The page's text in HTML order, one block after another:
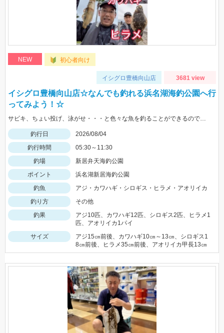
NEW 初心者向け
イシグロ豊橋向山店 3681 view
イシグロ豊橋向山店☆なんでも釣れる浜名湖海釣公園へ行
ってみよう！☆
釣行日
2026/08/04
釣行時間
05:30～11:30
釣場
新居弁天海釣公園
ポイント
浜名湖新居海釣公園
釣魚
アジ・カワハギ・シロギス・ヒラメ・アオリイカ
釣り方
その他
釣果
アジ10匹、カワハギ12匹、シロギス2匹、ヒラメ1
匹、アオリイカ1パイ
サイズ
アジ15㎝前後、カワハギ10㎝～13㎝、シロギス1
8㎝前後、ヒラメ35㎝前後、アオリイカ甲長13㎝